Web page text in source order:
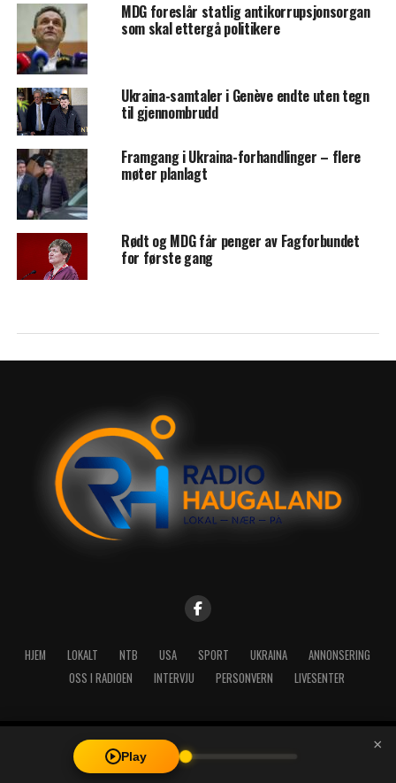
MDG foreslår statlig antikorrupsjonsorgan
som skal ettergå politikere
Ukraina-samtaler i Genève endte uten tegn
til gjennombrudd
Framgang i Ukraina-forhandlinger – flere
møter planlagt
Rødt og MDG får penger av Fagforbundet
for første gang
HJEM LOKALT NTB USA SPORT UKRAINA
ANNONSERING
OSS I RADIOEN
INTERVJU PERSONVERN LIVESENTER
Copyright © 2026 A-Media AS | Radio Haugaland - Haraldsgata 114,
5527 Haugesund - Mail: post@radioh.no - Telefon: 52717273
Play
×